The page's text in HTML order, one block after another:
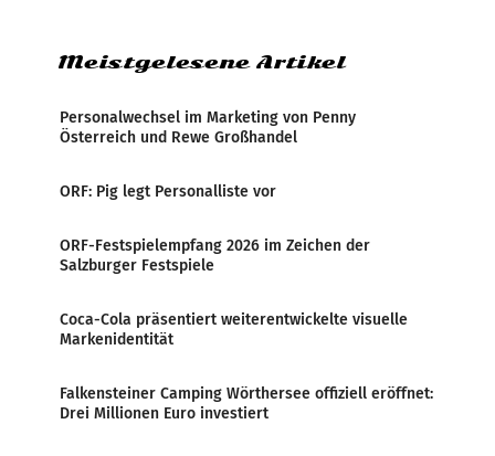
Meistgelesene Artikel
Personalwechsel im Marketing von Penny
Österreich und Rewe Großhandel
ORF: Pig legt Personalliste vor
ORF-Festspielempfang 2026 im Zeichen der
Salzburger Festspiele
Coca-Cola präsentiert weiterentwickelte visuelle
Markenidentität
Falkensteiner Camping Wörthersee offiziell eröffnet:
Drei Millionen Euro investiert